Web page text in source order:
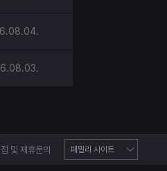
및 제휴문의